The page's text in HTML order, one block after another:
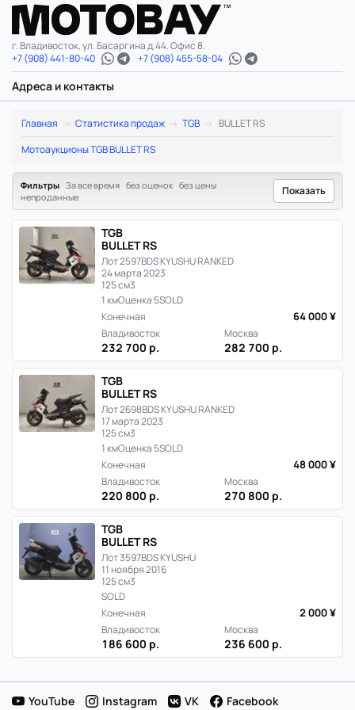
г. Владивосток, ул. Басаргина д.44. Офис 8.
+7 (908) 441-80-40
+7 (908) 455-58-04
Адреса и контакты
TGB
BULLET
RS:
статистика
цен
и
продаж
Японии
Главная Статистика продаж TGB
BULLET RS
Мотоаукционы TGB BULLET RS
Фильтры За все время без оценок без цены
непроданные
Показать
TGB
BULLET RS
Лот 2597BDS KYUSHU RANKED
24 марта 2023
125 см3
1 кмОценка 5SOLD
Конечная
64 000 ¥
Владивосток
232 700 р.
Москва
282 700 р.
TGB
BULLET RS
Лот 2698BDS KYUSHU RANKED
17 марта 2023
125 см3
1 кмОценка 5SOLD
Конечная
48 000 ¥
Владивосток
220 800 р.
Москва
270 800 р.
TGB
BULLET RS
Лот 3597BDS KYUSHU
11 ноября 2016
125 см3
SOLD
Конечная
2 000 ¥
Владивосток
186 600 р.
Москва
236 600 р.
YouTube Instagram VK Facebook